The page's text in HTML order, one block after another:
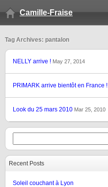
Camille-Fraise
Tag Archives: pantalon
NELLY arrive ! May 27, 2014
PRIMARK arrive bientôt en France !
Look du 25 mars 2010 Mar 25, 2010
Recent Posts
Soleil couchant à Lyon